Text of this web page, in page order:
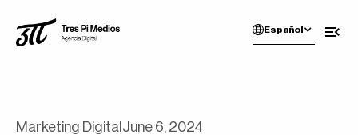
Español
Marketing Digital June 6, 2024